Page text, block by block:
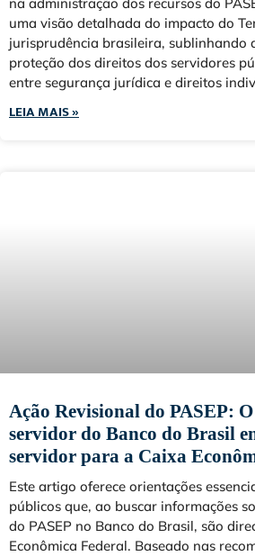
uma visão detalhada do impacto do
jurisprudência brasileira, sublinhando
proteção dos direitos dos servidores
entre segurança jurídica e direitos
LEIA MAIS »
Ação Revisional do PASEP: O
servidor do Banco do Brasil
servidor para a Caixa
Este artigo oferece orientações
públicos que, ao buscar informações
do PASEP no Banco do Brasil, são
Econômica Federal. Baseado nas